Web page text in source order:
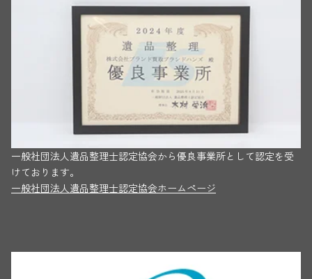
一般社団法人遺品整理士認定協会から優良事業所として認定を受
けております。
一般社団法人遺品整理士認定協会ホームページ